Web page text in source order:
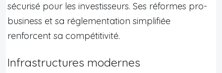
sécurisé pour les investisseurs. Ses réformes pro-
business et sa réglementation simplifiée
renforcent sa compétitivité.
Infrastructures modernes